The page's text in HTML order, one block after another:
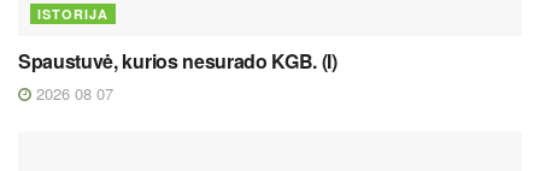
ISTORIJA
Spaustuvė, kurios nesurado KGB. (I)
2026 08 07